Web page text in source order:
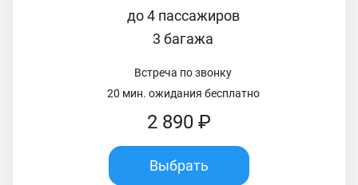
до 4 пассажиров
3 багажа
Встреча по звонку
20 мин. ожидания бесплатно
2 890 ₽
Выбрать